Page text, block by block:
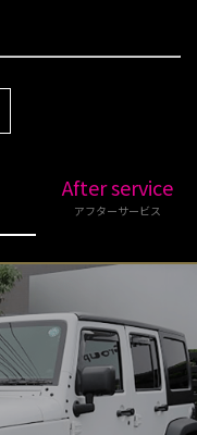
After service
アフターサービス